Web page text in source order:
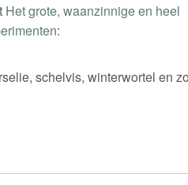
Het grote, waanzinnige en heel
:
schelvis, winterwortel en